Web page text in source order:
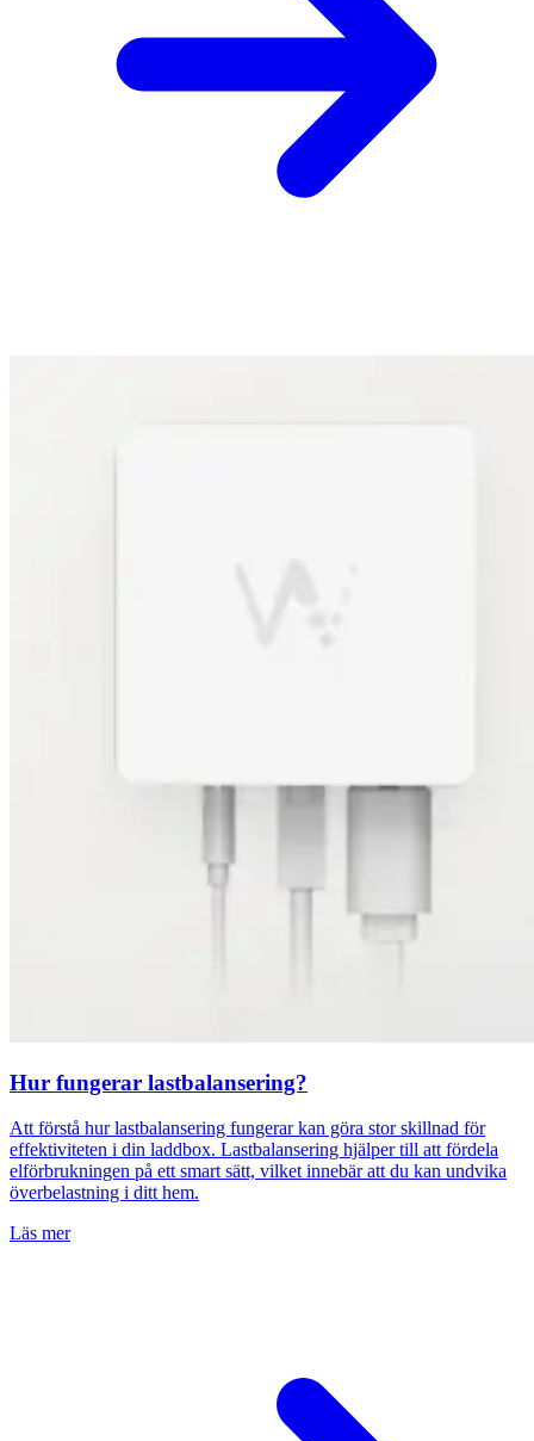
Hur fungerar lastbalansering?
Att förstå hur lastbalansering fungerar kan göra stor skillnad för
effektiviteten i din laddbox. Lastbalansering hjälper till att fördela
elförbrukningen på ett smart sätt, vilket innebär att du kan undvika
överbelastning i ditt hem.
Läs mer